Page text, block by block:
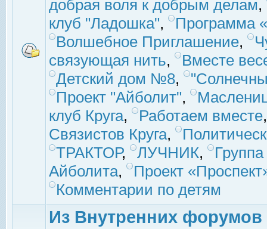
добрая воля к добрым делам,
клуб "Ладошка",
Программа
Волшебное Приглашение,
связующая нить,
Вместе
Детский дом №8,
Проект "Айболит",
клуб Круга, Работаем вместе
Связистов Круга,
ТРАКТОР, ЛУЧНИК,
Айболита,
Проект
Комментарии по детям
Из Внутренних форумов